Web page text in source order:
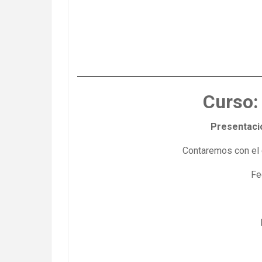
Curso:
Contaremos con